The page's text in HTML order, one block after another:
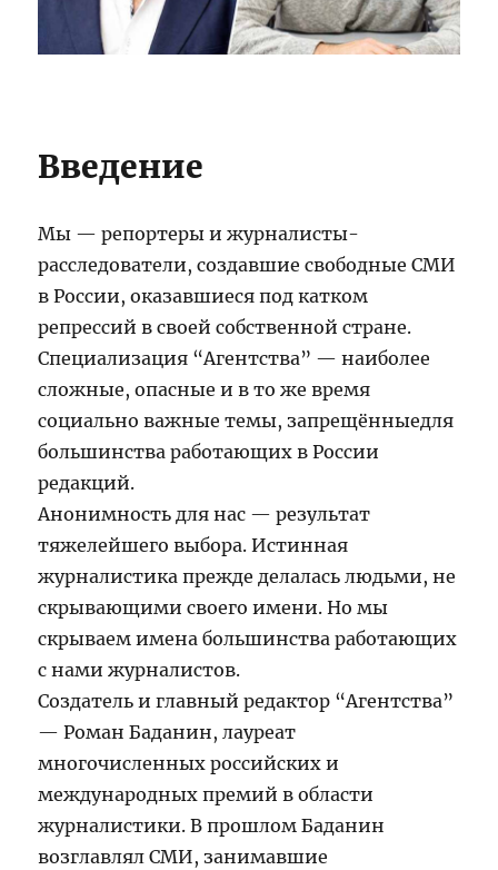
Введение
Мы — репортеры и журналисты-
расследователи, создавшие свободные СМИ
в России, оказавшиеся под катком
репрессий в своей собственной стране.
Специализация “Агентства” — наиболее
сложные, опасные и в то же время
социально важные темы, запрещённыедля
большинства работающих в России
редакций.
Анонимность для нас — результат
тяжелейшего выбора. Истинная
журналистика прежде делалась людьми, не
скрывающими своего имени. Но мы
скрываем имена большинства работающих
с нами журналистов.
Создатель и главный редактор “Агентства”
— Роман Баданин, лауреат
многочисленных российских и
международных премий в области
журналистики. В прошлом Баданин
возглавлял СМИ, занимавшие